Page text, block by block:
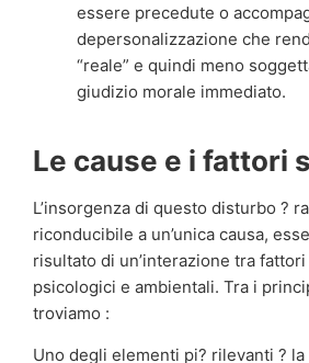
essere precedute o
depersonalizzazione che
“reale” e quindi meno
giudizio morale immediato.
Le cause e i fattori
L’insorgenza di questo disturbo ?
riconducibile a un’unica causa,
risultato di un’interazione tra
psicologici e ambientali. Tra i
troviamo :
Uno degli elementi pi? rilevanti ? la